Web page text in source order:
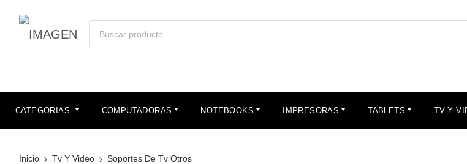
CATEGORIAS COMPUTADORAS NOTEBOOKS IMPRESORAS TABLETS TV Y
Inicio Tv Y Video Soportes De Tv Otros